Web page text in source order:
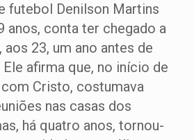
futebol Denilson Martins
anos, conta ter chegado a
aos 23, um ano antes de
afirma que, no início de
com Cristo, costumava
nas casas dos
há quatro anos, tornou-